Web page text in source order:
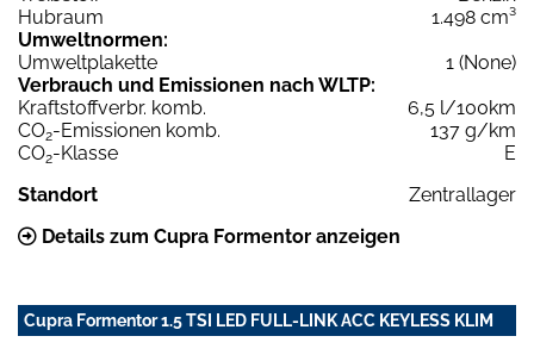
Hubraum
1.498 cm³
Umweltnormen:
Umweltplakette
1 (None)
Verbrauch und Emissionen nach WLTP:
Kraftstoffverbr. komb.
6,5 l/100km
CO2-Emissionen komb.
137 g/km
CO2-Klasse
E
Standort
Zentrallager
Details zum Cupra Formentor anzeigen
Cupra Formentor 1.5 TSI LED FULL-LINK ACC KEYLESS KLIM